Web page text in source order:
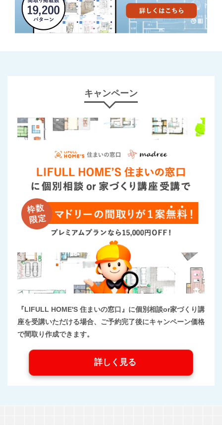
キャンペーン
『LIFULL HOME'S 住まいの窓口』に個別相談or家づくり講
座を受講いただける場合、ご予約完了後にキャンペーン価格
で間取り作成できます。
詳しく見る